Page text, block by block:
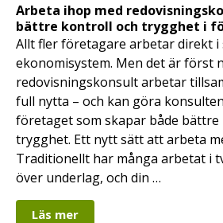
Arbeta ihop med
bättre kontroll och trygghet i
Allt fler företagare arbetar direkt i
ekonomisystem. Men det är först
redovisningskonsult arbetar
full nytta – och kan göra
företaget som skapar både bättre
trygghet. Ett nytt sätt att arbeta
Traditionellt har många arbetat i
över underlag, och din …
Läs mer